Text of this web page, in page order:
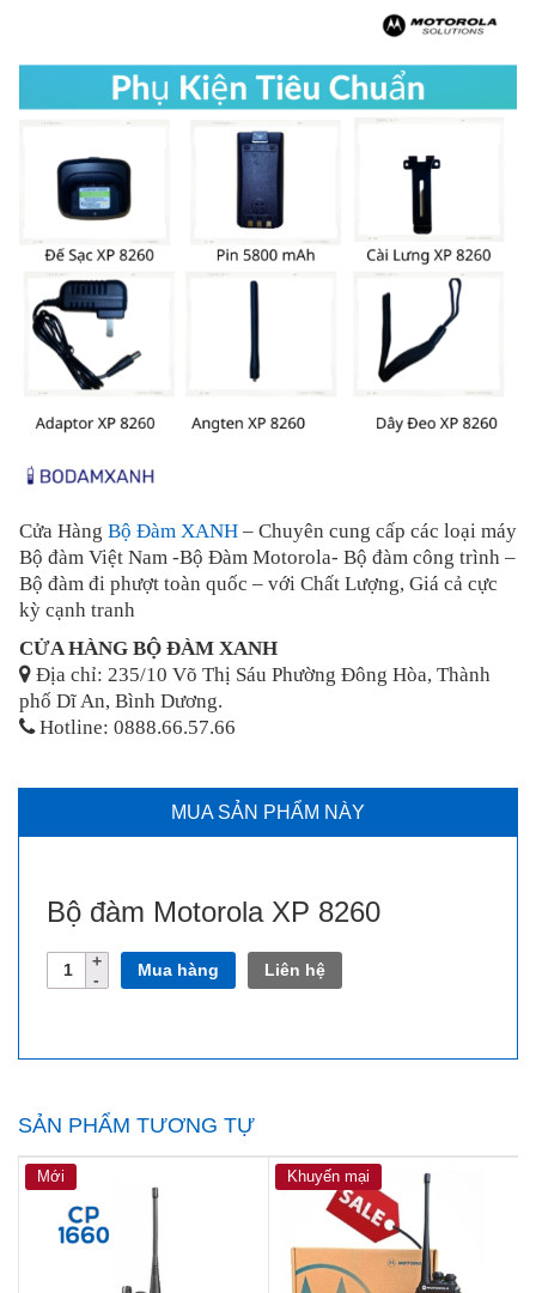
Cửa Hàng Bộ Đàm XANH – Chuyên cung cấp các loại máy
Bộ đàm Việt Nam -Bộ Đàm Motorola- Bộ đàm công trình –
Bộ đàm đi phượt toàn quốc – với Chất Lượng, Giá cả cực
kỳ cạnh tranh
CỬA HÀNG BỘ ĐÀM XANH
Địa chỉ: 235/10 Võ Thị Sáu Phường Đông Hòa, Thành
phố Dĩ An, Bình Dương.
Hotline: 0888.66.57.66
MUA SẢN PHẨM NÀY
Bộ đàm Motorola XP 8260
Số
lượng
Mua hàng Liên hệ
SẢN PHẨM TƯƠNG TỰ
Mới Khuyến mại